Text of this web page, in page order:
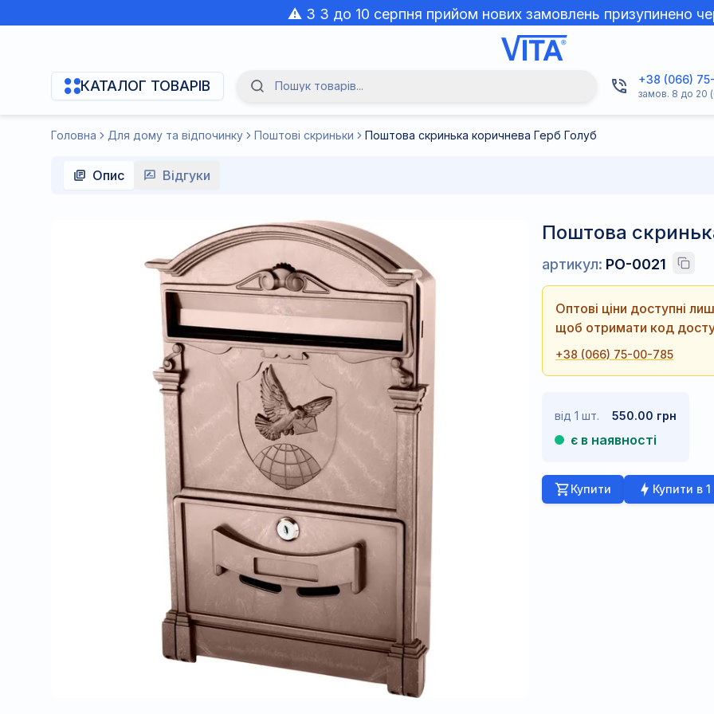
⚠️ З 3 до 10 серпня прийом нових замовлень призупинено
КАТАЛОГ ТОВАРІВ
Navigation Menu
Пошук товарів... +38 (066)
замов. 8 до 20
Головна Для дому та відпочинку Поштові скриньки Поштова скринька коричнева Герб Голуб
Опис Відгуки
Поштова
артикул: PO-0021
Оптові ціни доступні
щоб отримати код
+38 (066) 75-00-785
від 1 шт. 550.00 грн
є в наявності
Купити Купити в 1